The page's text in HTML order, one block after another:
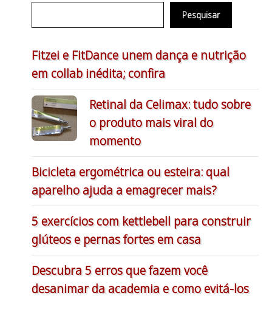
Pesquisar
Fitzei e FitDance unem dança e nutrição
em collab inédita; confira
Retinal da Celimax: tudo sobre
o produto mais viral do
momento
Bicicleta ergométrica ou esteira: qual
aparelho ajuda a emagrecer mais?
5 exercícios com kettlebell para construir
glúteos e pernas fortes em casa
Descubra 5 erros que fazem você
desanimar da academia e como evitá-los